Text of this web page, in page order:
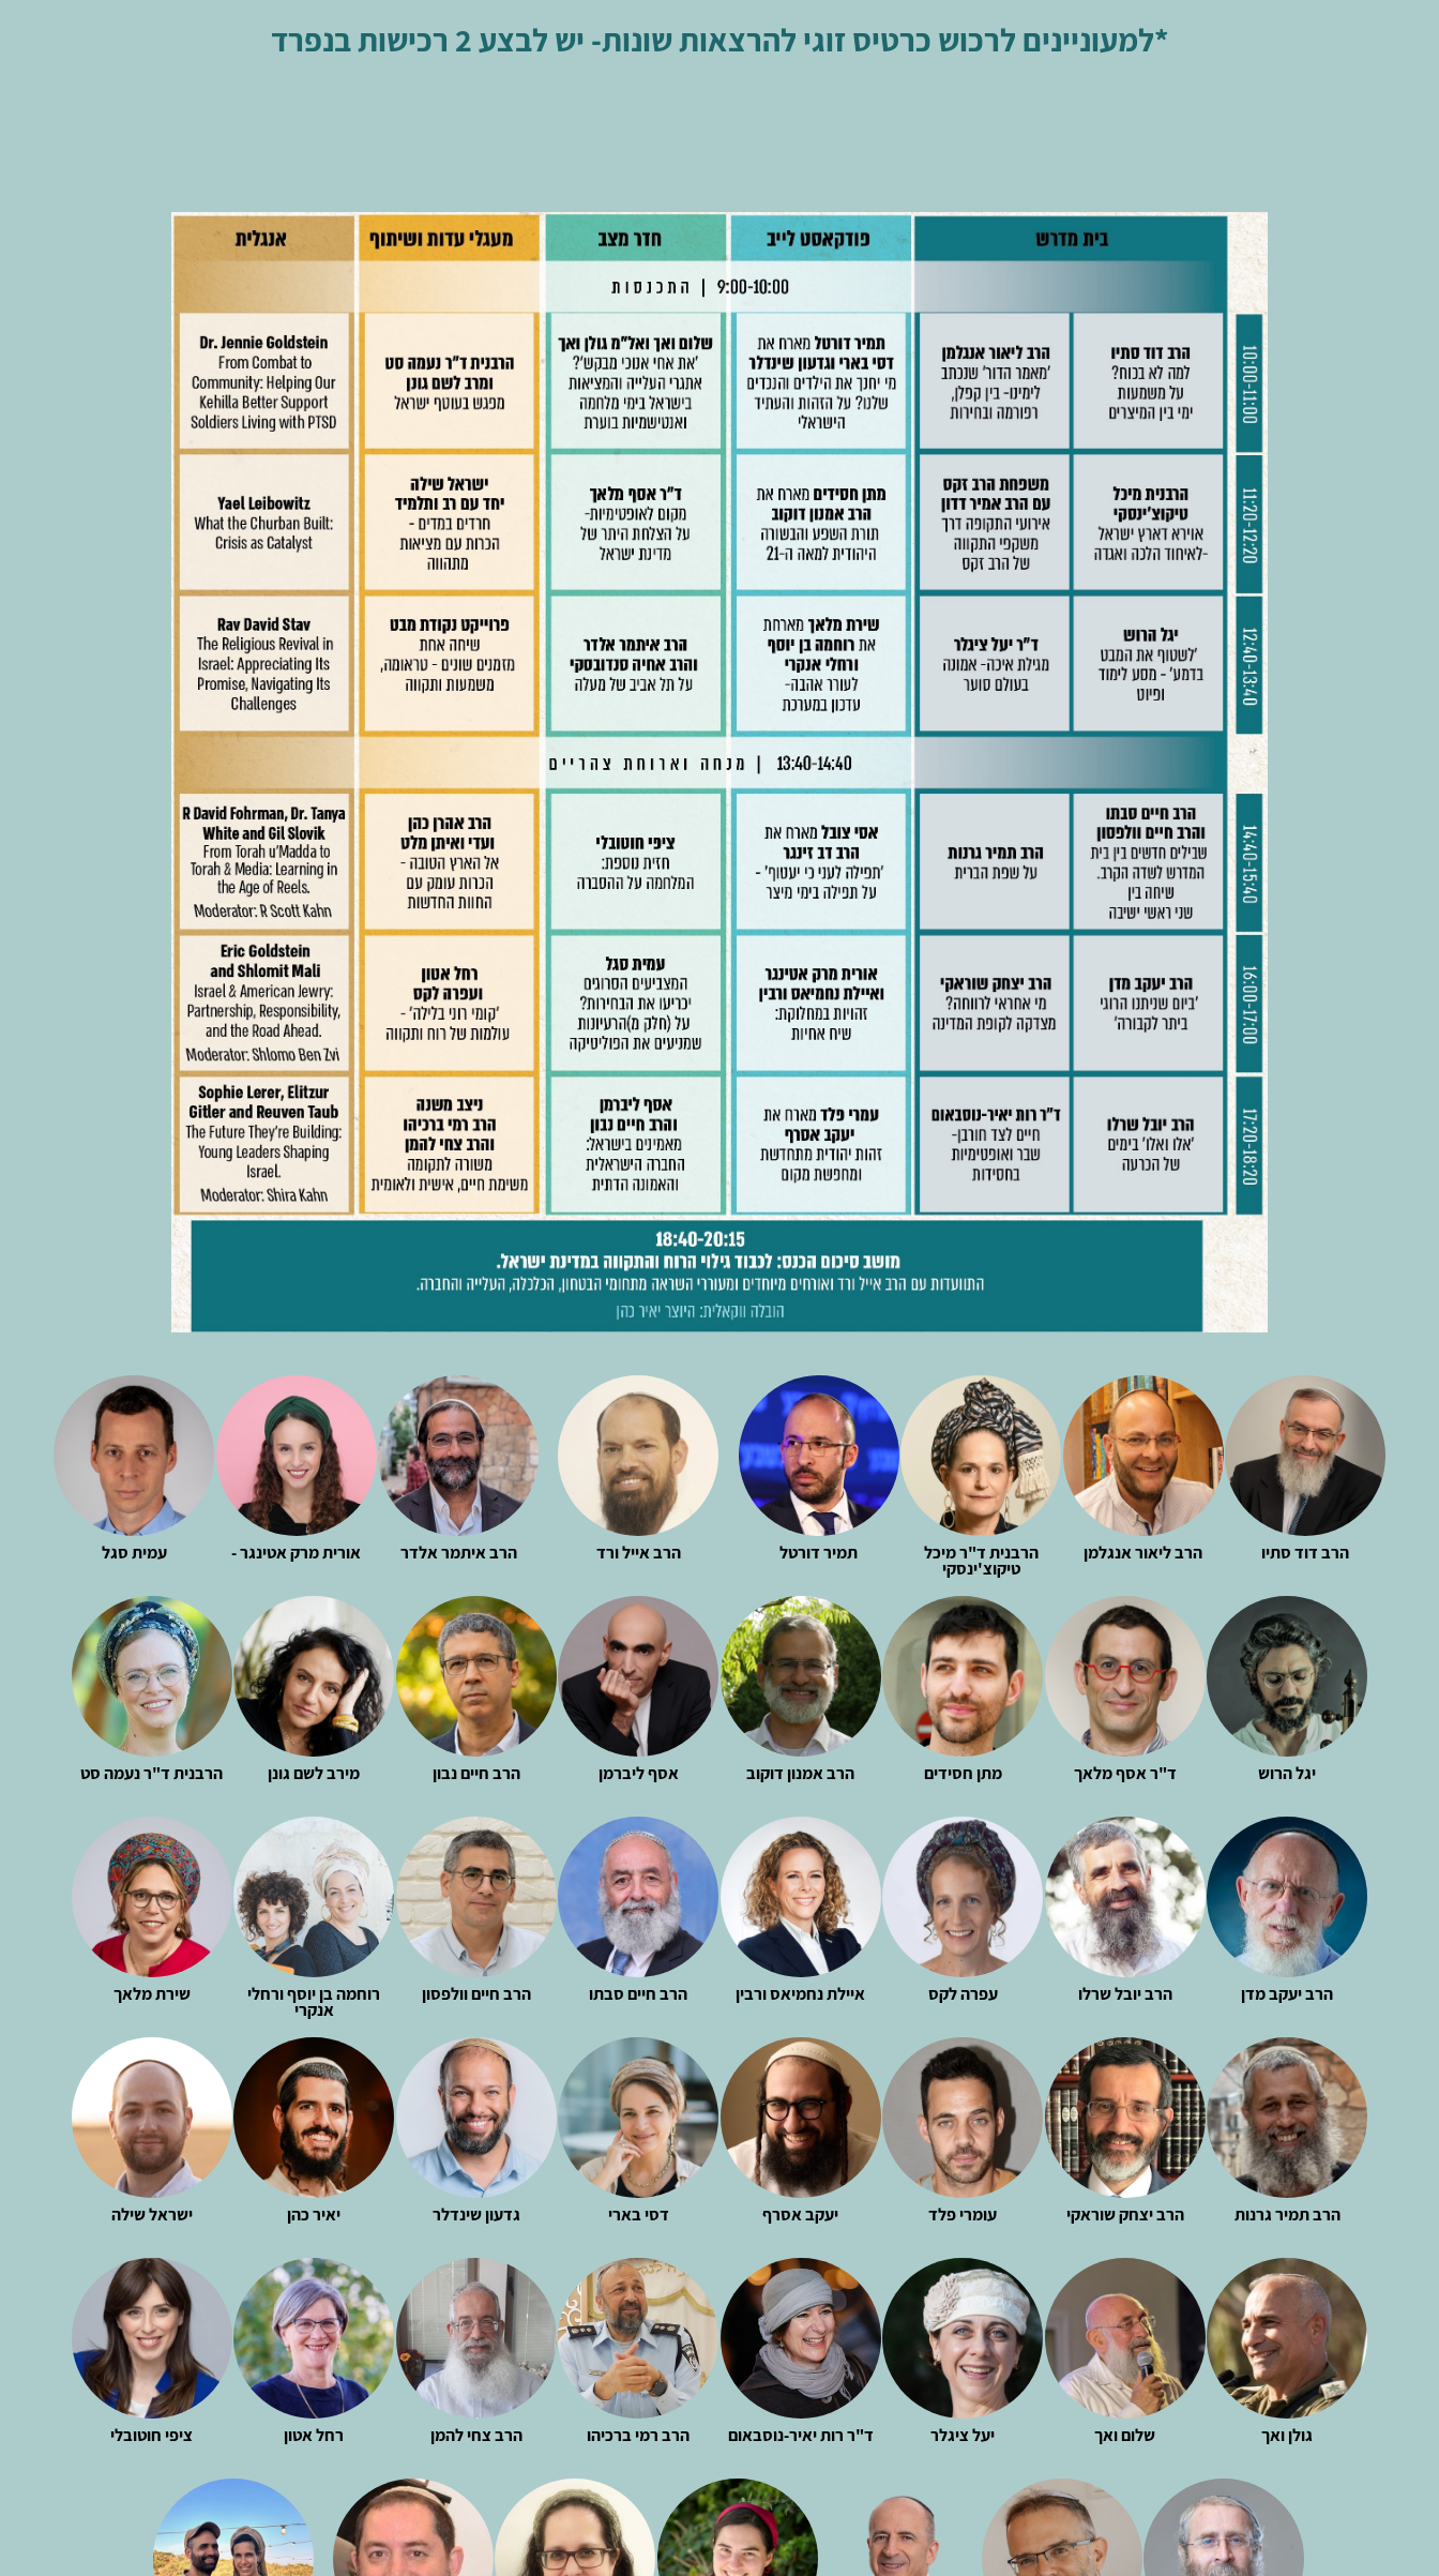
*למעוניינים לרכוש כרטיס זוגי להרצאות שונות- יש לבצע 2 רכישות בנפרד
הרב דוד סתיו הרב ליאור אנגלמן הרבנית ד"ר מיכל
טיקוצ'ינסקי
תמיר דורטל הרב אייל ורד הרב איתמר אלדר אורית מרק אטינגר - עמית סגל
יגל הרוש ד"ר אסף מלאך מתן חסידים הרב אמנון דוקוב אסף ליברמן הרב חיים נבון מירב לשם גונן הרבנית ד"ר נעמה סט
הרב יעקב מדן הרב יובל שרלו עפרה לקס איילת נחמיאס ורבין הרב חיים סבתו הרב חיים וולפסון רוחמה בן יוסף ורחלי
אנקרי
שירת מלאך
הרב תמיר גרנות הרב יצחק שוראקי עומרי פלד יעקב אסרף דסי בארי גדעון שינדלר יאיר כהן ישראל שילה
גולן ואך שלום ואך יעל ציגלר ד"ר רות יאיר-נוסבאום הרב רמי ברכיהו הרב צחי להמן רחל אטון ציפי חוטובלי